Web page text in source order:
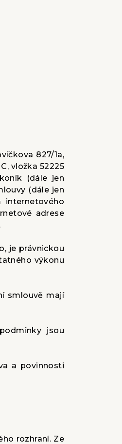
827/1a,
vložka 52225
(dále jen
(dále jen
internetového
adrese
je právnickou
výkonu
smlouvě mají
jsou
a povinnosti
rozhraní. Ze